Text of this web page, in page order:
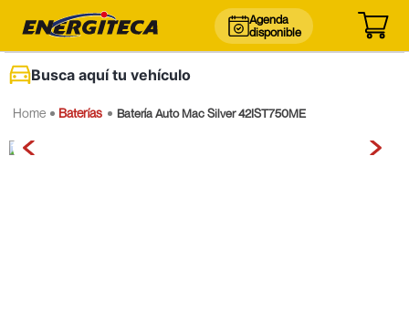
Agenda
disponible
Busca aquí tu vehículo
Baterías Batería Auto Mac Silver 42IST750ME